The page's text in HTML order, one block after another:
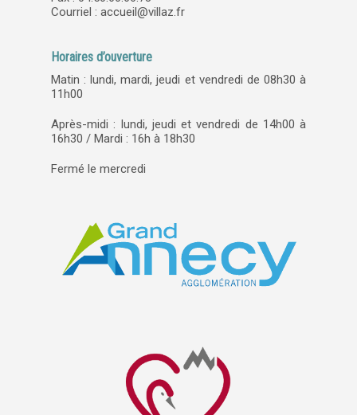
Courriel : accueil@villaz.fr
Horaires d’ouverture
Matin : lundi, mardi, jeudi et vendredi de 08h30 à
11h00
Après-midi : lundi, jeudi et vendredi de 14h00 à
16h30 / Mardi : 16h à 18h30
Fermé le mercredi